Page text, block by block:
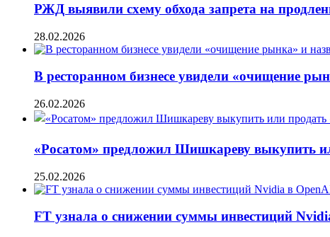
РЖД выявили схему обхода запрета на
28.02.2026
В ресторанном бизнесе увидели «очищение
26.02.2026
«Росатом» предложил Шишкареву выкупить
25.02.2026
FT узнала о снижении суммы инвестиций